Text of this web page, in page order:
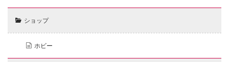
ショップ
ホビー